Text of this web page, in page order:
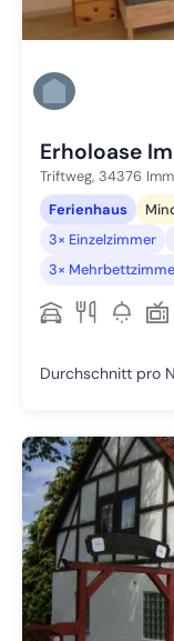
Erholoase
Triftweg, 34376
Ferienhaus
3× Einzelzimmer
3×
Durchschnitt pro